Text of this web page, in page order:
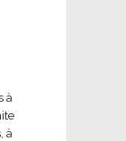
à
à